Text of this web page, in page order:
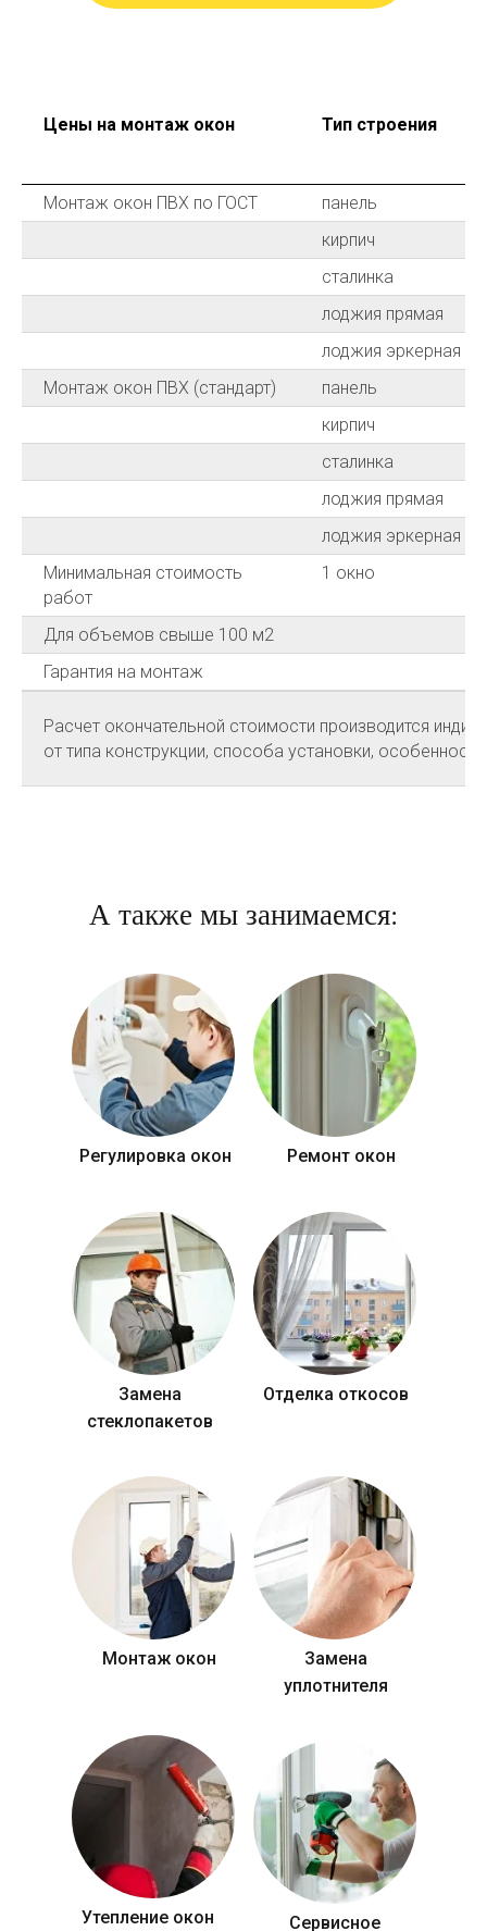
Цены на монтаж окон Тип строения
Монтаж окон ПВХ по ГОСТ
панель
кирпич
сталинка
лоджия прямая
лоджия эркерная
Монтаж окон ПВХ (стандарт)
панель
кирпич
сталинка
лоджия прямая
лоджия эркерная
Минимальная стоимость
работ
1 окно
Для объемов свыше 100 м2
Гарантия на монтаж
Расчет окончательной стоимости производится
от типа конструкции, способа установки,
А также мы занимаемся:
Регулировка окон Ремонт окон
Замена
стеклопакетов
Отделка откосов
Монтаж окон
Замена
уплотнителя
Утепление окон Сервисное